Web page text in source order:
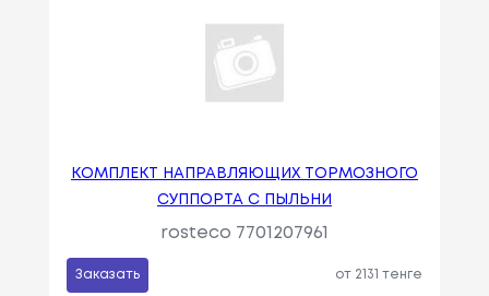
КОМПЛЕКТ НАПРАВЛЯЮЩИХ ТОРМОЗНОГО
СУППОРТА С ПЫЛЬНИ
rosteco 7701207961
Заказать от 2131 тенге